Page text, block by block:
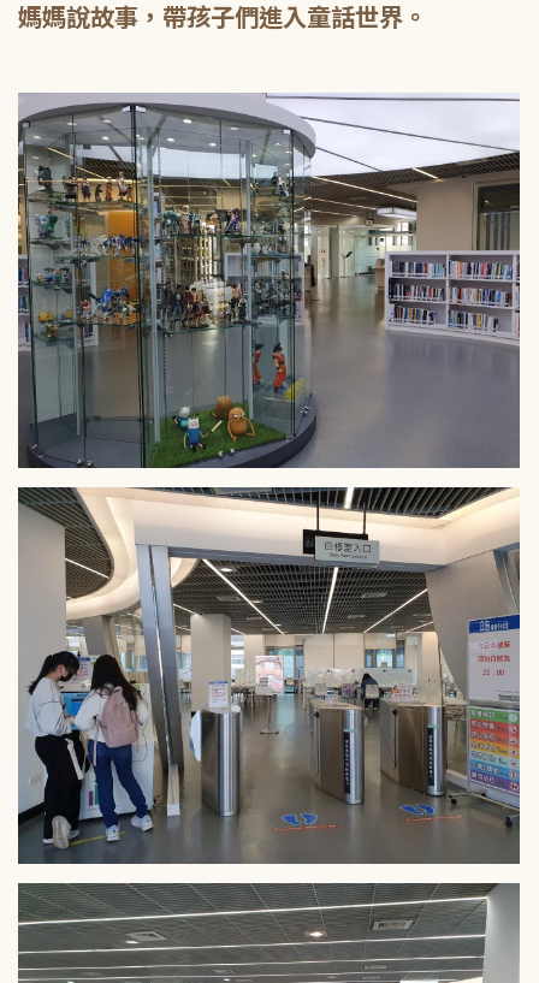
媽媽說故事，帶孩子們進入童話世界。